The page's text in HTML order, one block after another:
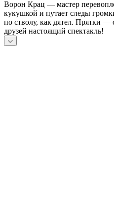
Ворон Крац — мастер
кукушкой и путает следы
по стволу, как дятел. Прятки —
друзей настоящий спектакль!